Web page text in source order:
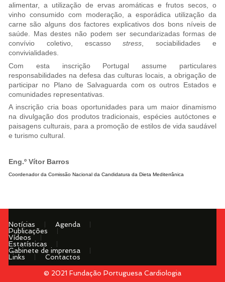
alimentar, a utilização de ervas aromáticas e frutos secos, o
vinho consumido com moderação, a esporádica utilização da
carne são alguns dos factores explicativos dos bons níveis de
saúde. Mas destes não podem ser secundarizadas formas de
convívio coletivo, escassostress , sociabilidades e
convivialidades.
Com esta inscrição Portugal assume particulares
responsabilidades na defesa das culturas locais, a obrigação de
participar no Plano de Salvaguarda com os outros Estados e
comunidades representativas.
A inscrição cria boas oportunidades para um maior dinamismo
na divulgação dos produtos tradicionais, espécies autóctones e
paisagens culturais, para a promoção de estilos de vida saudável
e turismo cultural.
Eng.º Vítor Barros
Coordenador da Comissão Nacional da Candidatura da Dieta Mediterrânica
Notícias
Agenda
Publicações
Vídeos
Estatísticas
Gabinete de imprensa
Links
Contactos
© 2021 Fundação Portuguesa Cardiologia